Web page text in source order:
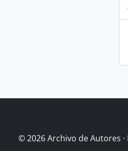
© 2026 Archivo de Autores